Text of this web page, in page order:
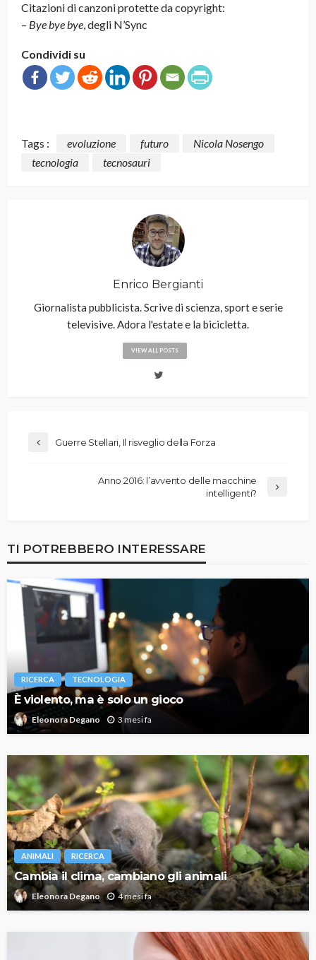
Citazioni di canzoni protette da copyright:
– Bye bye bye, degli N’Sync
Condividi su
Tags : evoluzione futuro
Nicola Nosengo
tecnologia
tecnosauri
Enrico Bergianti
Giornalista pubblicista. Scrive di scienza, sport e serie
televisive. Adora l'estate e la bicicletta.
VIEW ALL POSTS
Guerre Stellari, Il risveglio della Forza
Anno 2016: l’avvento delle macchine
intelligenti?
TI POTREBBERO INTERESSARE
RICERCA TECNOLOGIA
È violento, ma è solo un gioco
Eleonora Degano 3 mesi fa
ANIMALI RICERCA
Cambia il clima, cambiano gli animali
Eleonora Degano 4 mesi fa